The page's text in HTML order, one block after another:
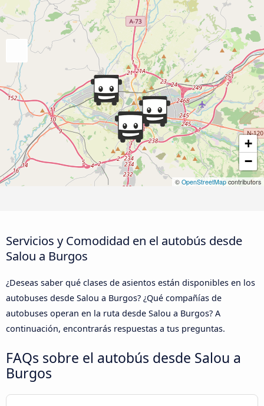
+
−
© OpenStreetMap contributors
Servicios y Comodidad en el autobús desde
Salou a Burgos
¿Deseas saber qué clases de asientos están disponibles en los
autobuses desde Salou a Burgos? ¿Qué compañías de
autobuses operan en la ruta desde Salou a Burgos? A
continuación, encontrarás respuestas a tus preguntas.
FAQs sobre el autobús desde Salou a
Burgos